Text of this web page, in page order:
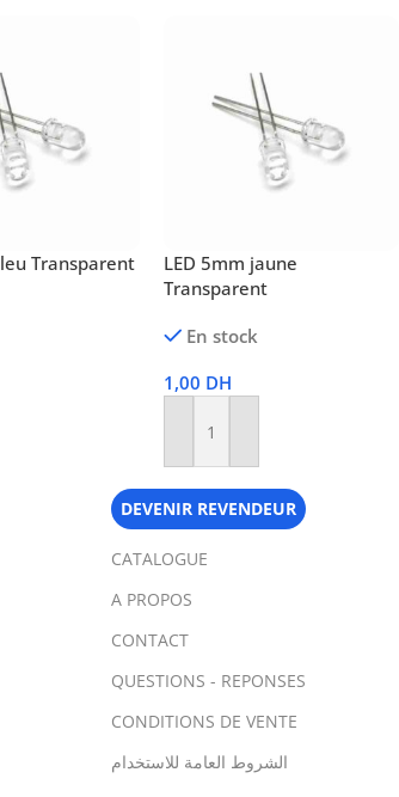
Transparent
LED 5mm jaune
Transparent
En stock
1,00 DH
Ajouter Au Panier
DEVENIR REVENDEUR
CATALOGUE
A PROPOS
CONTACT
QUESTIONS - REPONSES
CONDITIONS DE VENTE
الشروط العامة للاستخدام